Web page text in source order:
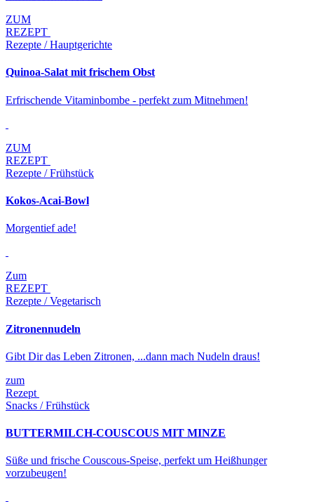
ZUM
REZEPT
Rezepte / Hauptgerichte
Quinoa-Salat mit frischem Obst
Erfrischende Vitaminbombe - perfekt zum Mitnehmen!
ZUM
REZEPT
Rezepte / Frühstück
Kokos-Acai-Bowl
Morgentief ade!
Zum
REZEPT
Rezepte / Vegetarisch
Zitronennudeln
Gibt Dir das Leben Zitronen, ...dann mach Nudeln draus!
zum
Rezept
Snacks / Frühstück
BUTTERMILCH-COUSCOUS MIT MINZE
Süße und frische Couscous-Speise, perfekt um Heißhunger
vorzubeugen!